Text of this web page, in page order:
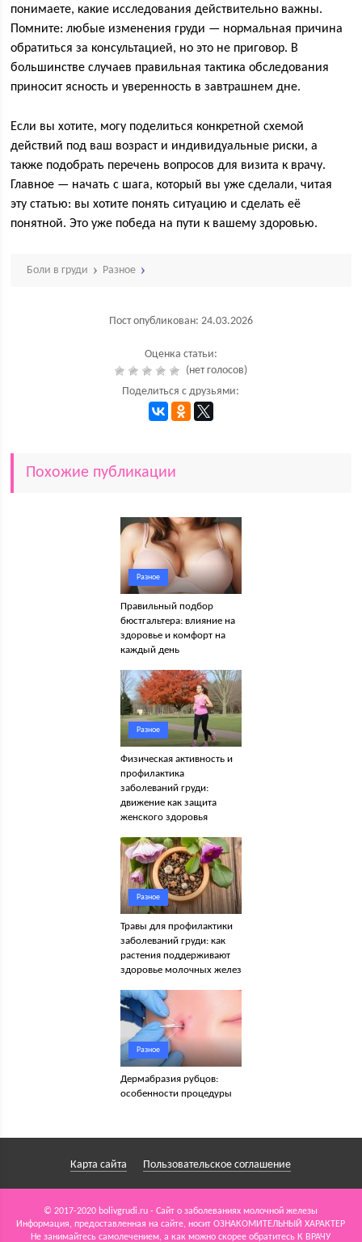
понимаете, какие исследования действительно важны.
Помните: любые изменения груди — нормальная причина
обратиться за консультацией, но это не приговор. В
большинстве случаев правильная тактика обследования
приносит ясность и уверенность в завтрашнем дне.
Если вы хотите, могу поделиться конкретной схемой
действий под ваш возраст и индивидуальные риски, а
также подобрать перечень вопросов для визита к врачу.
Главное — начать с шага, который вы уже сделали, читая
эту статью: вы хотите понять ситуацию и сделать её
понятной. Это уже победа на пути к вашему здоровью.
Боли в груди Разное
Пост опубликован: 24.03.2026
Оценка статьи:
(нет голосов)
Поделиться с друзьями:
Похожие публикации
Разное
Правильный подбор
бюстгальтера: влияние на
здоровье и комфорт на
каждый день
Разное
Физическая активность и
профилактика
заболеваний груди:
движение как защита
женского здоровья
Разное
Травы для профилактики
заболеваний груди: как
растения поддерживают
здоровье молочных желез
Разное
Дермабразия рубцов:
особенности процедуры
Карта сайта Пользовательское соглашение
© 2017-2020 bolivgrudi.ru - Сайт о заболеваниях молочной железы
Информация, предоставленная на сайте, носит ОЗНАКОМИТЕЛЬНЫЙ ХАРАКТЕР
Не занимайтесь самолечением, а как можно скорее обратитесь К ВРАЧУ